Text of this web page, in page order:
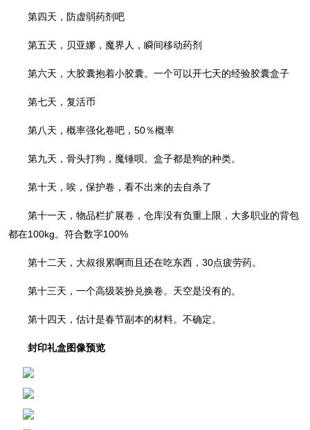
第四天，防虚弱药剂吧
第五天，贝亚娜，魔界人，瞬间移动药剂
第六天，大胶囊抱着小胶囊。一个可以开七天的经验胶囊盒子
第七天，复活币
第八天，概率强化卷吧，50％概率
第九天，骨头打狗，魔锤呗。盒子都是狗的种类。
第十天，唉，保护卷，看不出来的去自杀了
第十一天，物品栏扩展卷，仓库没有负重上限，大多职业的背包
都在100kg。符合数字100%
第十二天，大叔很累啊而且还在吃东西，30点疲劳药。
第十三天，一个高级装扮兑换卷。天空是没有的。
第十四天，估计是春节副本的材料。不确定。
封印礼盒图像预览